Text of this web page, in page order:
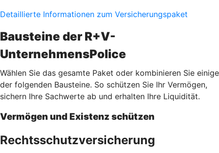
Detaillierte Informationen zum Versicherungspaket
Bausteine der R+V-
UnternehmensPolice
Wählen Sie das gesamte Paket oder kombinieren Sie einige
der folgenden Bausteine. So schützen Sie Ihr Vermögen,
sichern Ihre Sachwerte ab und erhalten Ihre Liquidität.
Vermögen und Existenz schützen
Rechtsschutzversicherung